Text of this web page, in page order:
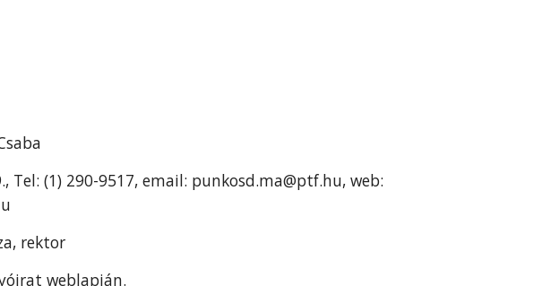
Tel: (1) 290-9517, email: punkosd.ma@ptf.hu, web:
rektor
weblapján.